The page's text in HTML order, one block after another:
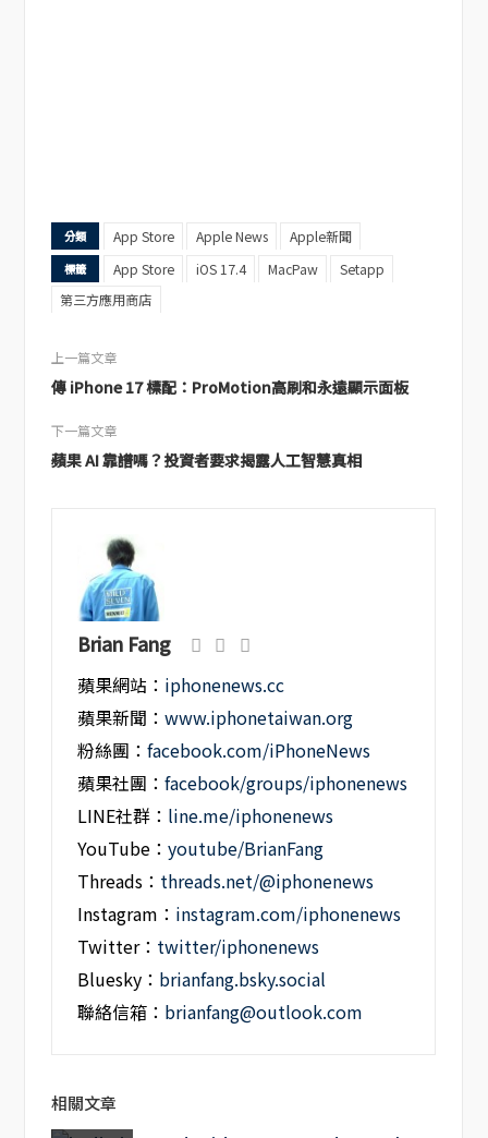
分類 App Store Apple News Apple新聞
標籤 App Store iOS 17.4 MacPaw
Setapp
第三方應用商店
上一篇文章
傳 iPhone 17 標配：ProMotion高刷和永遠顯示面板
下一篇文章
蘋果 AI 靠譜嗎？投資者要求揭露人工智慧真相
Brian Fang
蘋果網站： iphonenews.cc
蘋果新聞：www.iphonetaiwan.org
粉絲團：facebook.com/iPhoneNews
蘋果社團：facebook/groups/iphonenews
LINE社群： line.me/iphonenews
YouTube：youtube/BrianFang
Threads： threads.net/@iphonenews
Instagram： instagram.com/iphonenews
Twitter： twitter/iphonenews
Bluesky： brianfang.bsky.social
聯絡信箱： brianfang@outlook.com
相關文章